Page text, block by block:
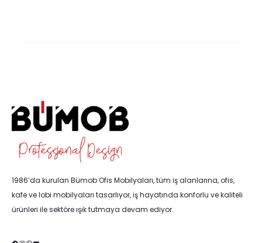
1986’da kurulan Bümob Ofis Mobilyaları, tüm iş alanlarına, ofis,
kafe ve lobi mobilyaları tasarlıyor, iş hayatında konforlu ve kaliteli
ürünleri ile sektöre ışık tutmaya devam ediyor.